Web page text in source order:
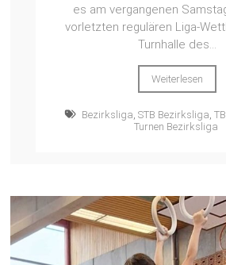
es am vergangenen
vorletzten regulären Liga-
Turnhalle des...
Weiterlesen
Bezirksliga STB Bezirksliga
Turnen Bezirksliga